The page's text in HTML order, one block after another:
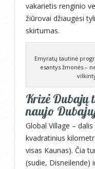
vakarietis renginio
žiūrovai džiaugėsi
skirtumas.
Emyratų tautinė
esantys žmonės –
Krizė Dubajų
naujo
Global Village –
kvadratinius
visas Kaunas). Čia
(sudie, Disneilende)